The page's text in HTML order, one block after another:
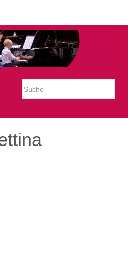
stdClass::$imglink in
htdocs/Joomla2023/modules/